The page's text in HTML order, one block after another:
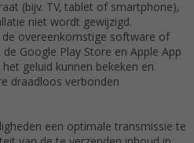
(bijv. TV, tablet of smartphone),
niet wordt gewijzigd.
overeenkomstige software of
Google Play Store en Apple App
geluid kunnen bekeken en
draadloos verbonden
een optimale transmissie te